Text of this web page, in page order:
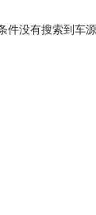
件没有搜索到车